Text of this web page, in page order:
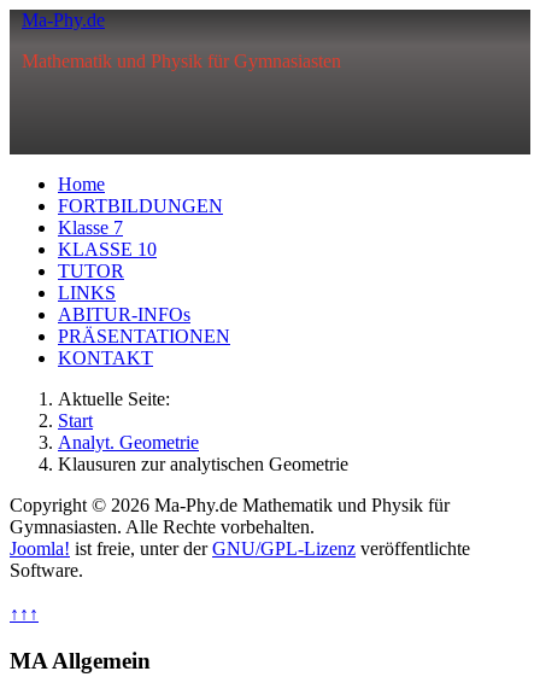
Ma-Phy.de
Mathematik und Physik für Gymnasiasten
Home
FORTBILDUNGEN
Klasse 7
KLASSE 10
TUTOR
LINKS
ABITUR-INFOs
PRÄSENTATIONEN
KONTAKT
Aktuelle Seite:
Start
Analyt. Geometrie
Klausuren zur analytischen Geometrie
Copyright © 2026 Ma-Phy.de Mathematik und Physik für
Gymnasiasten. Alle Rechte vorbehalten.
Joomla! ist freie, unter derGNU/GPL-Lizenz veröffentlichte
Software.
↑↑↑
MA Allgemein